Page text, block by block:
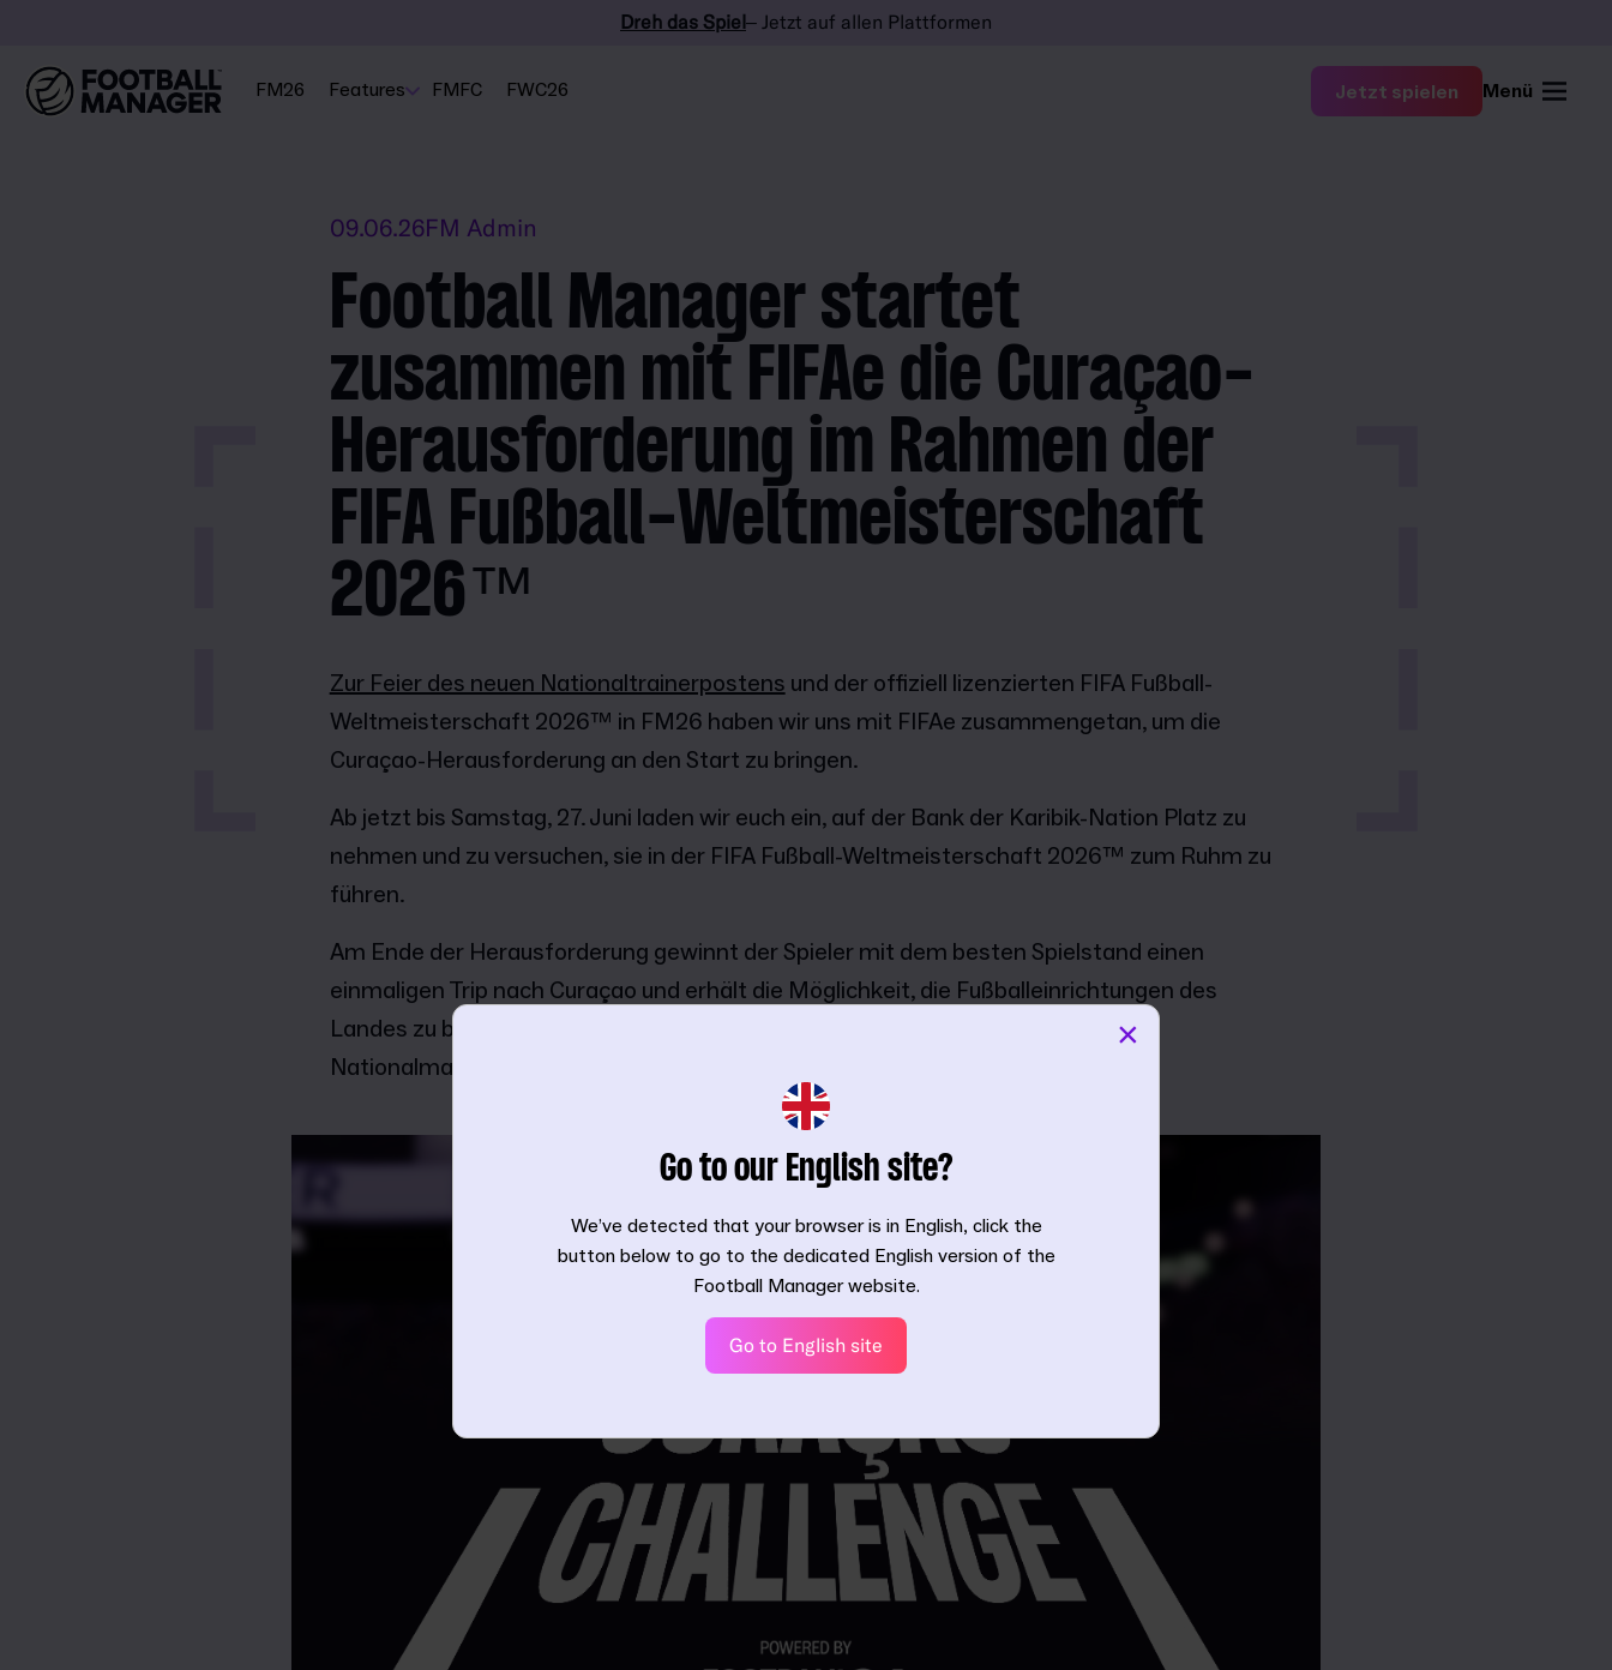
Dreh das Spiel– Jetzt auf allen Plattformen
FM26 Features FMFC FWC26 Jetzt spielen Menü
09.06.26FM Admin
Football Manager startet
zusammen mit FIFAe die Curaçao-
Herausforderung im Rahmen der
FIFA Fußball-Weltmeisterschaft
2026™
Zur Feier des neuen Nationaltrainerpostens und der offiziell lizenzierten FIFA Fußball-
Weltmeisterschaft 2026™ in FM26 haben wir uns mit FIFAe zusammengetan, um die
Curaçao-Herausforderung an den Start zu bringen.
Ab jetzt bis Samstag, 27. Juni laden wir euch ein, auf der Bank der Karibik-Nation Platz zu
nehmen und zu versuchen, sie in der FIFA Fußball-Weltmeisterschaft 2026™ zum Ruhm zu
führen.
Am Ende der Herausforderung gewinnt der Spieler mit dem besten Spielstand einen
einmaligen Trip nach Curaçao und erhält die Möglichkeit, die Fußballeinrichtungen des
Landes zu besuchen und sich dort mit dem Verband und Offiziellen der
Nationalmannschaft zu treffen.
Go to our English site?
We’ve detected that your browser is in English, click the
button below to go to the dedicated English version of the
Football Manager website.
Go to English site
×